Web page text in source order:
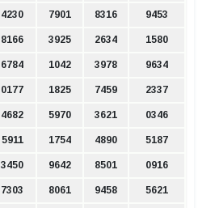
4230 7901 8316 9453
8166 3925 2634 1580
6784 1042 3978 9634
0177 1825 7459 2337
4682 5970 3621 0346
5911 1754 4890 5187
3450 9642 8501 0916
7303 8061 9458 5621